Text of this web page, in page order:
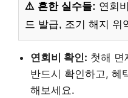
⚠️ 흔한 실수들: 연회
드 발급, 조기 해지 위
연회비 확인: 첫해 면
반드시 확인하고, 혜
해보세요.